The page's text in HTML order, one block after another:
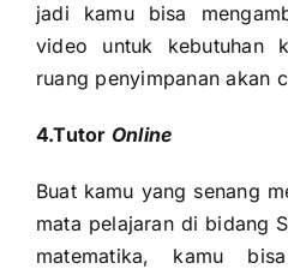
jadi kamu bisa
video untuk kebutuhan
ruang penyimpanan akan
4.Tutor Online
Buat kamu yang senang
mata pelajaran di bidang
matematika, kamu